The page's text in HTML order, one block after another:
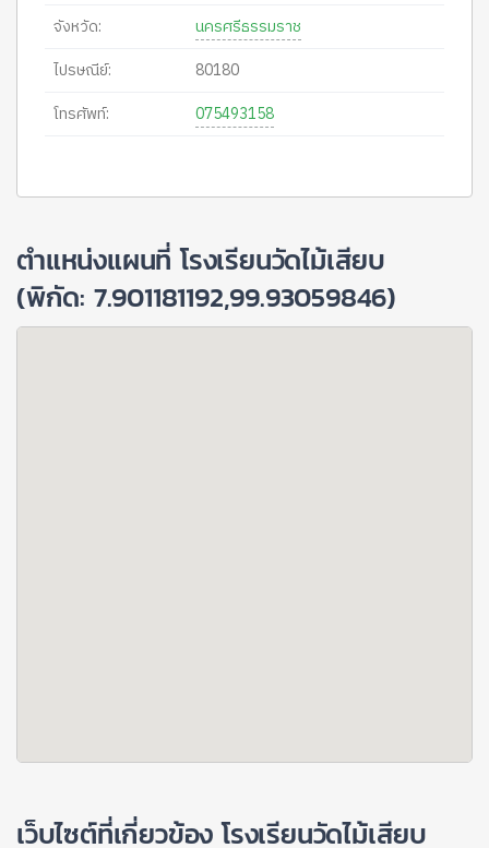
จังหวัด:
นครศรีธรรมราช
ไปรษณีย์:
80180
โทรศัพท์:
075493158
ตำแหน่งแผนที่ โรงเรียนวัดไม้เสียบ
(พิกัด: 7.901181192,99.93059846)
เว็บไซต์ที่เกี่ยวข้อง โรงเรียนวัดไม้เสียบ